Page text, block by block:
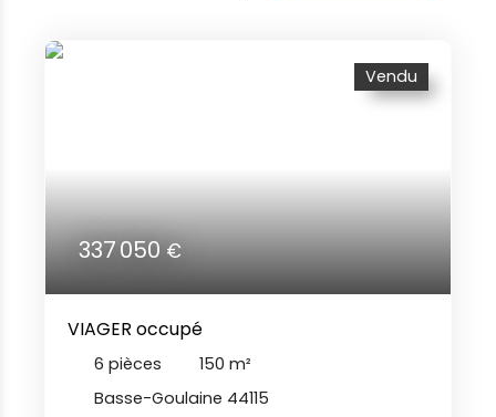
337 050€
Vendu
VIAGER occupé
6 pièces 150 m²
Basse-Goulaine 44115